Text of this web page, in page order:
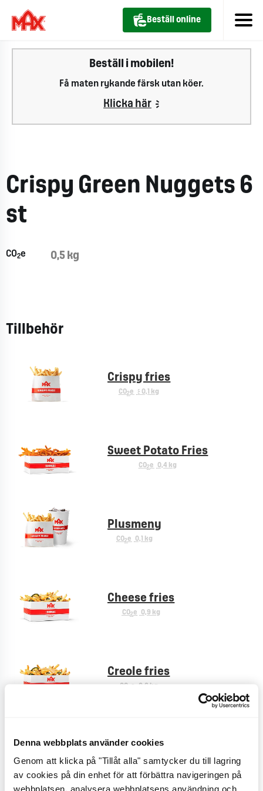
Denna webbplats använder cookies
Genom att klicka på "Tillåt alla" samtycker du till lagring
av cookies på din enhet för att förbättra navigeringen på
webbplatsen, analysera webbplatsens användning och
Beställ online
Beställ i mobilen!
Få maten rykande färsk utan köer.
Klicka här
Crispy Green Nuggets 6
st
CO2e 0,5 kg
Tillbehör
Crispy fries
CO2e < 0,1 kg
Sweet Potato Fries
CO2e 0,4 kg
Plusmeny
CO2e 0,1 kg
Cheese fries
CO2e 0,9 kg
Creole fries
CO e 0,6 kg
Bönsallad
CO 2e 0,2 kg